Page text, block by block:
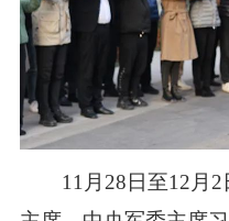
11月28日至12月2